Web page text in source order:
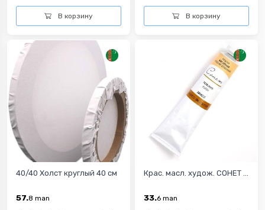
В корзину В корзину
40/40 Холст круглый 40 см
57.8 man
Крас. масл. худож. СОНЕТ ...
33.6 man